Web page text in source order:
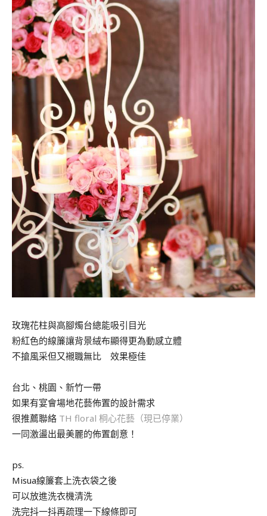
玫瑰花柱與高腳燭台總能吸引目光
粉紅色的線簾讓背景絨布顯得更為動感立體
不搶風采但又襯職無比 效果極佳
台北、桃園、新竹一帶
如果有宴會場地花藝佈置的設計需求
很推薦聯絡 TH floral 桐心花藝（現已停業）
一同激盪出最美麗的佈置創意！
ps.
Misua線簾套上洗衣袋之後
可以放進洗衣機清洗
洗完抖一抖再疏理一下線條即可